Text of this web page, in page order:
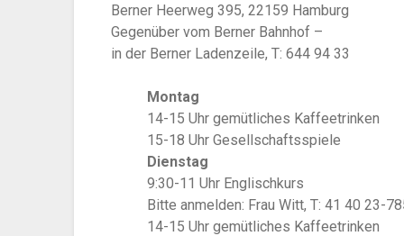
Berner Heerweg 395, 22159 Hamburg
Gegenüber vom Berner Bahnhof –
in der Berner Ladenzeile, T: 644 94 33
Montag
14-15 Uhr gemütliches Kaffeetrinken
15-18 Uhr Gesellschaftsspiele
Dienstag
9:30-11 Uhr Englischkurs
Bitte anmelden: Frau Witt, T: 41 40 23-
14-15 Uhr gemütliches Kaffeetrinken